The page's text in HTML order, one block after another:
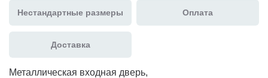
Нестандартные размеры Оплата
Доставка
Металлическая входная дверь,